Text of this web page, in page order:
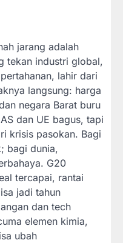
jarang adalah
tekan industri global,
lahir dari
langsung: harga
negara Barat buru
dan UE bagus, tapi
krisis pasokan. Bagi
bagi dunia,
G20
tercapai, rantai
jadi tahun
dan tech
elemen kimia,
ubah